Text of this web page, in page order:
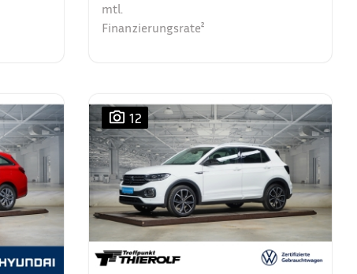
mtl.
Finanzierungsrate²
12